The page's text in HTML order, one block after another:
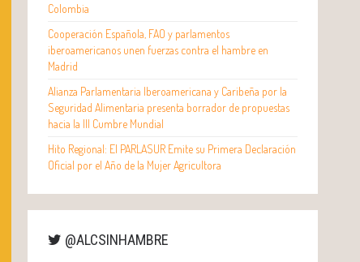
Colombia
Cooperación Española, FAO y parlamentos
iberoamericanos unen fuerzas contra el hambre en
Madrid
Alianza Parlamentaria Iberoamericana y Caribeña por la
Seguridad Alimentaria presenta borrador de propuestas
hacia la III Cumbre Mundial
Hito Regional: El PARLASUR Emite su Primera Declaración
Oficial por el Año de la Mujer Agricultora
@ALCSINHAMBRE